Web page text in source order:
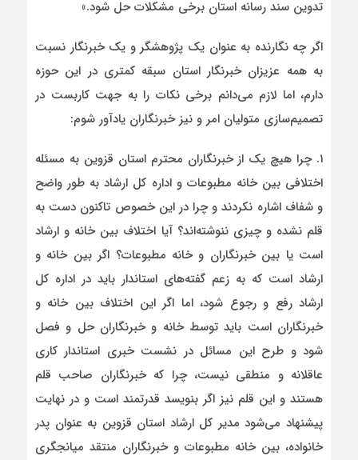
تدوین سند رسانه استان برخی مشکلات حل شود.»
اگر چه نگارنده به عنوان یک پژوهشگر و یک خبرنگار نسبت
به همه عزیزان خبرنگار استان سبقه کمتری در این حوزه
دارم، اما لازم می‌دانم برخی نکات را به جهت کاربست در
تصمیم‌سازی متولیان امر و نیز خبرنگاران یادآور شوم:
۱. چرا هیچ یک از خبرنگاران محترم استان قزوین به مسئله
اختلافی بین خانه مطبوعات و اداره کل ارشاد به طور واضح
و شفاف اشاره نکردند و چرا در این خصوص تاکنون دست به
قلم نشده و چیزی ننوشته‌اند؟ آیا اختلاف بین خانه و ارشاد
است یا بین خبرنگاران و خانه مطبوعات؟ اگر بین خانه و
ارشاد است که به زعم گفته‌های استاندار باید در اداره کل
ارشاد رفع و رجوع شود، اما اگر این اختلاف بین خانه و
خبرنگاران است باید توسط خانه و خبرنگاران حل و فصل
شود و طرح این مسائل در نشست خبری استاندار کاری
عاقلانه و منطقی نیست، چرا که خبرنگاران صاحب قلم
هستند و این قلم نیز اگر بنویسد قدرتمند است و در نهایت
پیشنهاد می‌شود مدیر کل ارشاد استان قزوین به عنوان پدر
خانواده، بین خانه مطبوعات و خبرنگاران منتقد میانجگری